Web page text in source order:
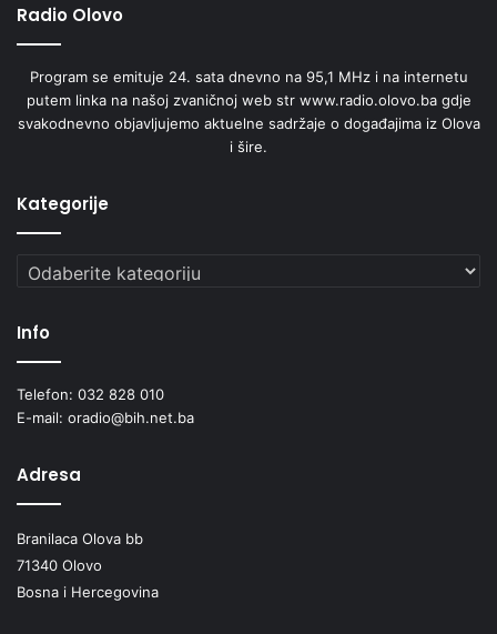
Radio Olovo
Program se emituje 24. sata dnevno na 95,1 MHz i na internetu
putem linka na našoj zvaničnoj web str www.radio.olovo.ba gdje
svakodnevno objavljujemo aktuelne sadržaje o događajima iz Olova
i šire.
Kategorije
Kategorije
Info
Telefon: 032 828 010
E-mail: oradio@bih.net.ba
Adresa
Branilaca Olova bb
71340 Olovo
Bosna i Hercegovina